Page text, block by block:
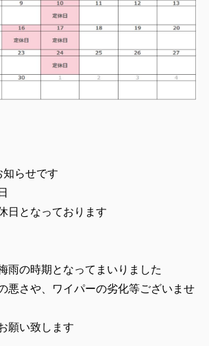
らせです
日となっております
雨の時期となってまいりました
悪さや、ワイパーの劣化等ございませ
願い致します